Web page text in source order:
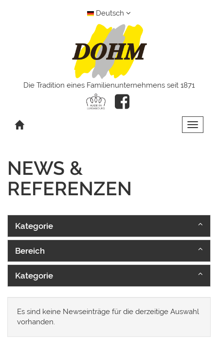
Deutsch
Die Tradition eines Familienunternehmens seit 1871
Toggle
NEWS &
REFERENZEN
Kategorie
Bereich
Kategorie
Es sind keine Newseinträge für die derzeitige Auswahl
vorhanden.